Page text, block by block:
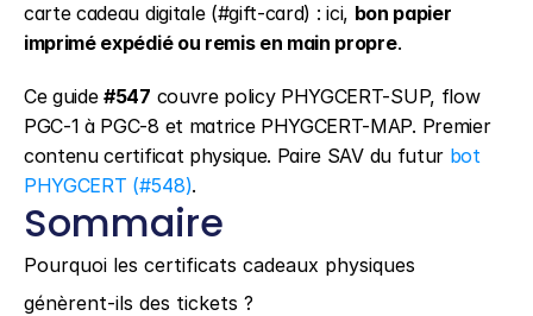
carte cadeau digitale (#gift-card) : ici, bon papier
imprimé expédié ou remis en main propre.
Ce guide #547 couvre policy PHYGCERT-SUP, flow
PGC-1 à PGC-8 et matrice PHYGCERT-MAP. Premier
contenu certificat physique. Paire SAV du futur bot
PHYGCERT (#548).
Sommaire
Pourquoi les certificats cadeaux physiques
génèrent-ils des tickets ?